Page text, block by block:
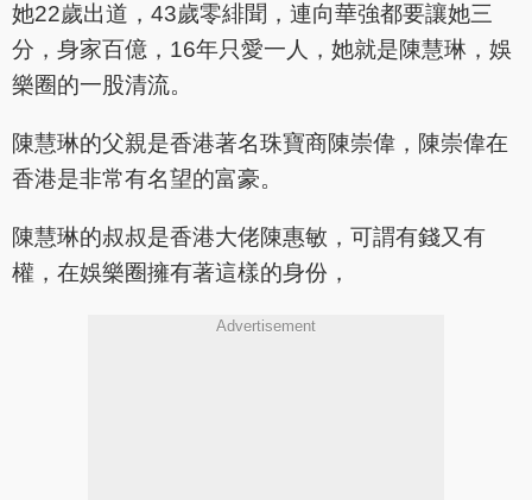
她22歲出道，43歲零緋聞，連向華強都要讓她三
分，身家百億，16年只愛一人，她就是陳慧琳，娛
樂圈的一股清流。
陳慧琳的父親是香港著名珠寶商陳崇偉，陳崇偉在
香港是非常有名望的富豪。
陳慧琳的叔叔是香港大佬陳惠敏，可謂有錢又有
權，在娛樂圈擁有著這樣的身份，
Advertisement